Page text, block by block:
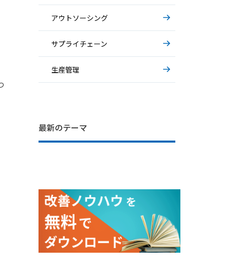
アウトソーシング
サプライチェーン
生産管理
最新のテーマ
IT部門の困りごと… システム運用の
裏側
基礎から解説～AIエージェント～
基礎から解説～物流アウトソーシング
～